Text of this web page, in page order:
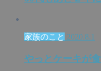
家族のこと 2020.8.1
やっとケーキが